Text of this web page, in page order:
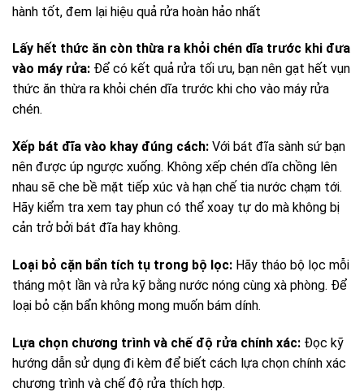
hành tốt, đem lại hiệu quả rửa hoàn hảo nhất
Lấy hết thức ăn còn thừa ra khỏi chén dĩa trước khi đưa
vào máy rửa: Để có kết quả rửa tối ưu, bạn nên gạt hết vụn
thức ăn thừa ra khỏi chén dĩa trước khi cho vào máy rửa
chén.
Xếp bát đĩa vào khay đúng cách: Với bát đĩa sành sứ bạn
nên được úp ngược xuống. Không xếp chén dĩa chồng lên
nhau sẽ che bề mặt tiếp xúc và hạn chế tia nước chạm tới.
Hãy kiểm tra xem tay phun có thể xoay tự do mà không bị
cản trở bởi bát đĩa hay không.
Loại bỏ cặn bẩn tích tụ trong bộ lọc: Hãy tháo bộ lọc mỗi
tháng một lần và rửa kỹ bằng nước nóng cùng xà phòng. Để
loại bỏ cặn bẩn không mong muốn bám dính.
Lựa chọn chương trình và chế độ rửa chính xác: Đọc kỹ
hướng dẫn sử dụng đi kèm để biết cách lựa chọn chính xác
chương trình và chế độ rửa thích hợp.